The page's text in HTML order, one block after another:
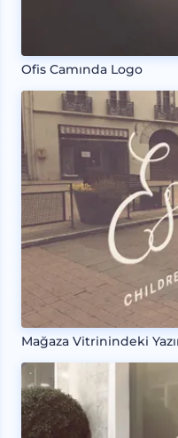
Ofis Camında Logo
Mağaza Vitrinindeki